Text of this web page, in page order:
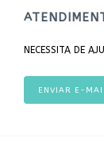
NECESSITA DE
ENVIAR E-